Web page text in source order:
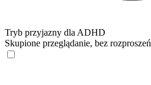
Tryb przyjazny dla ADHD
Skupione przeglądanie, bez rozproszeń